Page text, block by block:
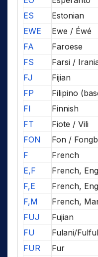
ES
Estonian
EWE
Ewe / Éwé
FA
Faroese
FS
Farsi /
FJ
Fijian
FP
Filipino
FI
Finnish
FT
Fiote / Vili
FON
Fon /
F
French
E,F
French,
F,E
French,
F,M
French,
FUJ
Fujian
FU
Fulani/
FUR
Fur